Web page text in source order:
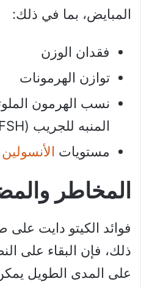
المبايض، بما في ذلك:
فقدان الوزن
توازن الهرمونات
المنبه للجريب (FSH)
مستويات الأنسولين
المخاطر
فوائد الكيتو دايت
ذلك، فإن البقاء على
على المدى الطويل